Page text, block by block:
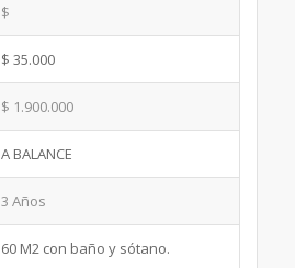
$
$ 35.000
$ 1.900.000
A BALANCE
3 Años
60 M2 con baño y sótano.